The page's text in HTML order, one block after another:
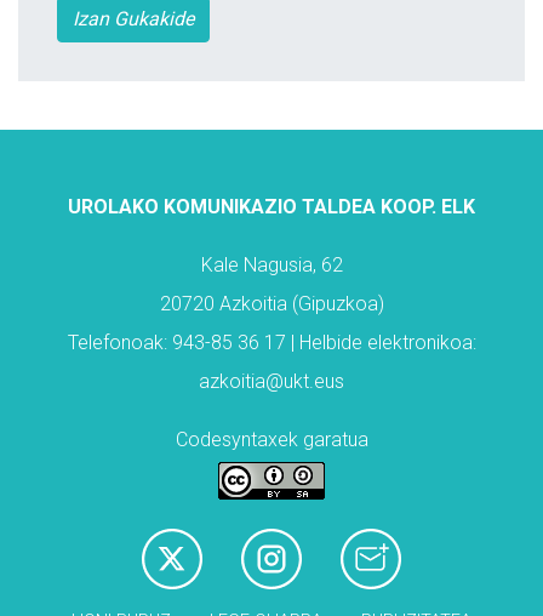
Izan Gukakide
UROLAKO KOMUNIKAZIO TALDEA KOOP. ELK
Kale Nagusia, 62
20720 Azkoitia (Gipuzkoa)
Telefonoak: 943-85 36 17 | Helbide elektronikoa:
azkoitia@ukt.eus
Codesyntaxek garatua